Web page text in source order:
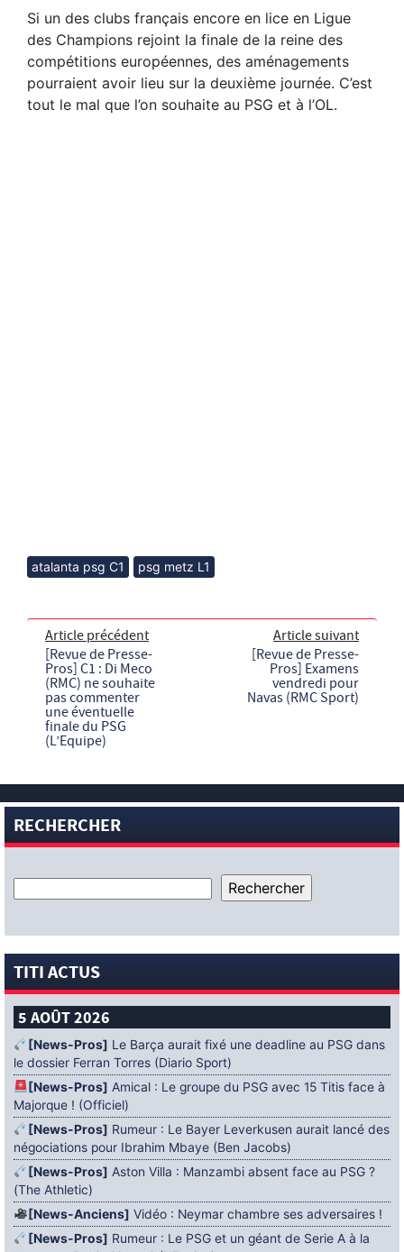
Si un des clubs français encore en lice en Ligue
des Champions rejoint la finale de la reine des
compétitions européennes, des aménagements
pourraient avoir lieu sur la deuxième journée. C’est
tout le mal que l’on souhaite au PSG et à l’OL.
atalanta psg C1 psg metz L1
Article précédent
[Revue de Presse-
Pros] C1 : Di Meco
(RMC) ne souhaite
pas commenter
une éventuelle
finale du PSG
(L’Equipe)
Article suivant
[Revue de Presse-
Pros] Examens
vendredi pour
Navas (RMC Sport)
RECHERCHER
TITI ACTUS
5 AOÛT 2026
[News-Pros] Le Barça aurait fixé une deadline au PSG dans
le dossier Ferran Torres (Diario Sport)
[News-Pros] Amical : Le groupe du PSG avec 15 Titis face à
Majorque ! (Officiel)
[News-Pros] Rumeur : Le Bayer Leverkusen aurait lancé des
négociations pour Ibrahim Mbaye (Ben Jacobs)
[News-Pros] Aston Villa : Manzambi absent face au PSG ?
(The Athletic)
[News-Anciens] Vidéo : Neymar chambre ses adversaires !
[News-Pros] Rumeur : Le PSG et un géant de Serie A à la